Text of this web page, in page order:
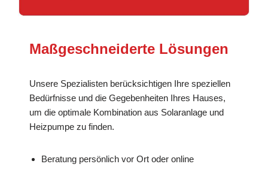
Maßgeschneiderte Lösungen
Unsere Spezialisten berücksichtigen Ihre speziellen
Bedürfnisse und die Gegebenheiten Ihres Hauses,
um die optimale Kombination aus Solaranlage und
Heizpumpe zu finden.
Beratung persönlich vor Ort oder online